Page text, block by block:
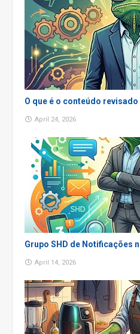
O que é o conteúdo revisado
April 24, 2026
Grupo SHD de Notificações
April 14, 2026